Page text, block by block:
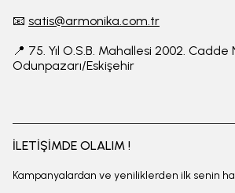
📧 satis@armonika.com.tr
📍 75. Yıl O.S.B. Mahallesi 2002. Cadde
Odunpazarı/Eskişehir
İLETİŞİMDE OLALIM !
Kampanyalardan ve yeniliklerden ilk senin